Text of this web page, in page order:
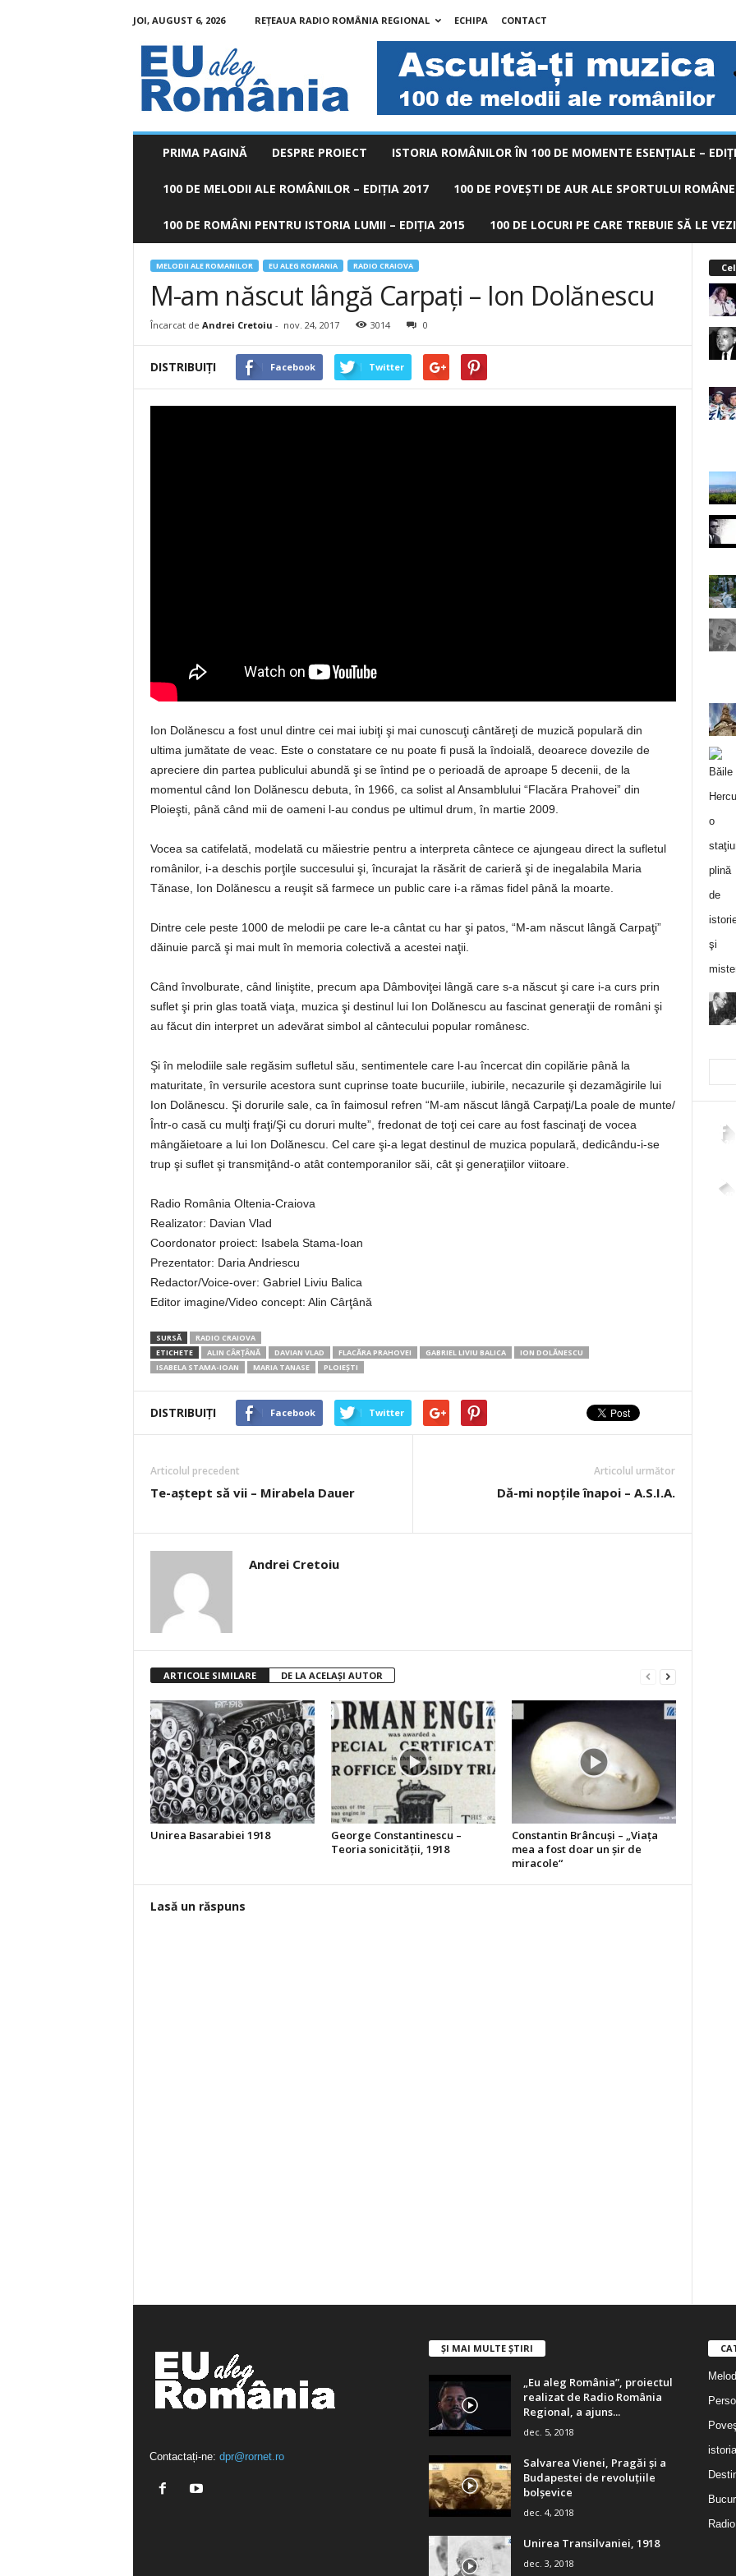
JOI, AUGUST 6, 2026 REȚEAUA RADIO ROMÂNIA REGIONAL ECHIPA
CONTACT
aleg
România
PRIMA PAGINĂ DESPRE PROIECT ISTORIA ROMÂNILOR ÎN 100 DE MOMENTE ESENŢIALE –
100 DE MELODII ALE ROMÂNILOR – EDIȚIA 2017 100 DE POVEŞTI DE AUR ALE SPORTULUI
100 DE ROMÂNI PENTRU ISTORIA LUMII – EDIȚIA 2015 100 DE LOCURI PE CARE TREBUIE SĂ LE
MELODII ALE ROMANILOR EU ALEG ROMANIA RADIO CRAIOVA
M-am născut lângă Carpaţi – Ion Dolănescu
Încarcat de Andrei Cretoiu - nov. 24, 2017 3014 0
DISTRIBUIȚI Facebook Twitter
Ion Dolănescu a fost unul dintre cei mai iubiţi şi mai cunoscuţi cântăreţi de muzică populară din
ultima jumătate de veac. Este o constatare ce nu poate fi pusă la îndoială, deoarece dovezile de
apreciere din partea publicului abundă şi se întind pe o perioadă de aproape 5 decenii, de la
momentul când Ion Dolănescu debuta, în 1966, ca solist al Ansamblului “Flacăra Prahovei” din
Ploieşti, până când mii de oameni l-au condus pe ultimul drum, în martie 2009.
Vocea sa catifelată, modelată cu măiestrie pentru a interpreta cântece ce ajungeau direct la sufletul
românilor, i-a deschis porţile succesului şi, încurajat la răsărit de carieră şi de inegalabila Maria
Tănase, Ion Dolănescu a reuşit să farmece un public care i-a rămas fidel până la moarte.
Dintre cele peste 1000 de melodii pe care le-a cântat cu har şi patos, “M-am născut lângă Carpaţi”
dăinuie parcă şi mai mult în memoria colectivă a acestei naţii.
Când învolburate, când liniştite, precum apa Dâmboviţei lângă care s-a născut şi care i-a curs prin
suflet şi prin glas toată viaţa, muzica şi destinul lui Ion Dolănescu au fascinat generaţii de români şi
au făcut din interpret un adevărat simbol al cântecului popular românesc.
Şi în melodiile sale regăsim sufletul său, sentimentele care l-au încercat din copilărie până la
maturitate, în versurile acestora sunt cuprinse toate bucuriile, iubirile, necazurile şi dezamăgirile lui
Ion Dolănescu. Şi dorurile sale, ca în faimosul refren “M-am născut lângă Carpaţi/La poale de munte/
Într-o casă cu mulţi fraţi/Şi cu doruri multe”, fredonat de toţi cei care au fost fascinaţi de vocea
mângăietoare a lui Ion Dolănescu. Cel care şi-a legat destinul de muzica populară, dedicându-i-se
trup şi suflet şi transmiţând-o atât contemporanilor săi, cât şi generaţiilor viitoare.
Radio România Oltenia-Craiova
Realizator: Davian Vlad
Coordonator proiect: Isabela Stama-Ioan
Prezentator: Daria Andriescu
Redactor/Voice-over: Gabriel Liviu Balica
Editor imagine/Video concept: Alin Cârţână
SURSĂ
RADIO CRAIOVA
ETICHETE
ALIN CÂRŢÂNĂ DAVIAN VLAD FLACĂRA PRAHOVEI GABRIEL LIVIU BALICA
ION DOLĂNESCU
ISABELA STAMA-IOAN
MARIA TANASE PLOIEŞTI
DISTRIBUIȚI Facebook Twitter
Articolul precedent
Te-aștept să vii – Mirabela Dauer
Articolul următor
Dă-mi nopţile înapoi – A.S.I.A.
Andrei Cretoiu
ARTICOLE SIMILARE DE LA ACELAȘI AUTOR
Unirea Basarabiei 1918
George Constantinescu –
Teoria sonicităţii, 1918
Constantin Brâncuşi – „Viaţa
mea a fost doar un şir de
miracole“
Lasă un răspuns
2,265
4,400
Contactați-ne: dpr@rornet.ro
ȘI MAI MULTE ȘTIRI
„Eu aleg România”, proiectul
realizat de Radio România
Regional, a ajuns...
dec. 5, 2018
Salvarea Vienei, Pragăi şi a
Budapestei de revoluţiile
bolşevice
dec. 4, 2018
Unirea Transilvaniei, 1918
dec. 3, 2018